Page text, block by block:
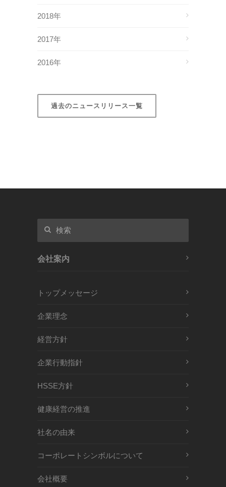
2018年
2017年
2016年
過去のニュースリリース一覧
会社案内
トップメッセージ
企業理念
経営方針
企業行動指針
HSSE方針
健康経営の推進
社名の由来
コーポレートシンボルについて
会社概要